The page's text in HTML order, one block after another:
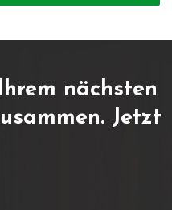
nächsten
Jetzt